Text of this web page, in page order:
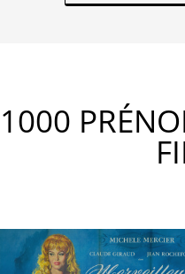
1000